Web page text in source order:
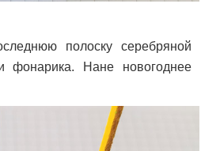
полоску серебряной
фонарика. Нане новогоднее